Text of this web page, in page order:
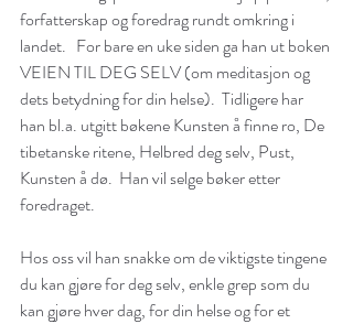
forfatterskap og foredrag rundt omkring i
landet.   For bare en uke siden ga han ut boken
VEIEN TIL DEG SELV (om meditasjon og
dets betydning for din helse).  Tidligere har
han bl.a. utgitt bøkene Kunsten å finne ro, De
tibetanske ritene, Helbred deg selv, Pust,
Kunsten å dø.  Han vil selge bøker etter
foredraget.
Hos oss vil han snakke om de viktigste tingene
du kan gjøre for deg selv, enkle grep som du
kan gjøre hver dag, for din helse og for et